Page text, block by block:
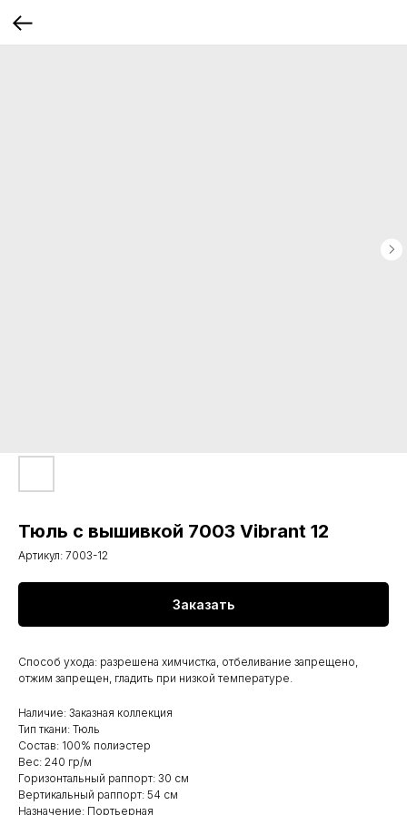
Тюль с вышивкой 7003 Vibrant 12
Артикул: 7003-12
Заказать
Способ ухода: разрешена химчистка, отбеливание запрещено,
отжим запрещен, гладить при низкой температуре.
Наличие: Заказная коллекция
Тип ткани: Тюль
Состав: 100% полиэстер
Вес: 240 гр/м
Горизонтальный раппорт: 30 см
Вертикальный раппорт: 54 см
Назначение: Портьерная